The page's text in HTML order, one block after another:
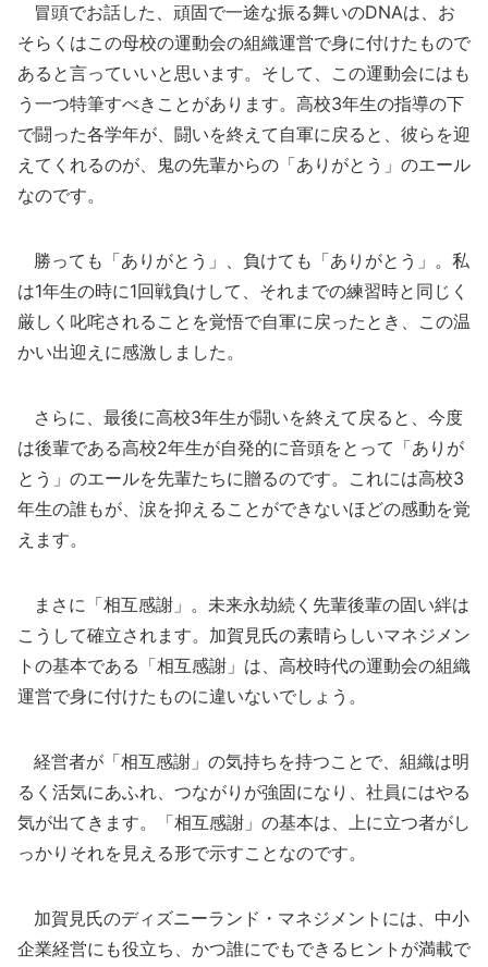
冒頭でお話した、頑固で一途な振る舞いのDNAは、お
そらくはこの母校の運動会の組織運営で身に付けたもので
あると言っていいと思います。そして、この運動会にはも
う一つ特筆すべきことがあります。高校3年生の指導の下
で闘った各学年が、闘いを終えて自軍に戻ると、彼らを迎
えてくれるのが、鬼の先輩からの「ありがとう」のエール
なのです。
勝っても「ありがとう」、負けても「ありがとう」。私
は1年生の時に1回戦負けして、それまでの練習時と同じく
厳しく叱咤されることを覚悟で自軍に戻ったとき、この温
かい出迎えに感激しました。
さらに、最後に高校3年生が闘いを終えて戻ると、今度
は後輩である高校2年生が自発的に音頭をとって「ありが
とう」のエールを先輩たちに贈るのです。これには高校3
年生の誰もが、涙を抑えることができないほどの感動を覚
えます。
まさに「相互感謝」。未来永劫続く先輩後輩の固い絆は
こうして確立されます。加賀見氏の素晴らしいマネジメン
トの基本である「相互感謝」は、高校時代の運動会の組織
運営で身に付けたものに違いないでしょう。
経営者が「相互感謝」の気持ちを持つことで、組織は明
るく活気にあふれ、つながりが強固になり、社員にはやる
気が出てきます。「相互感謝」の基本は、上に立つ者がし
っかりそれを見える形で示すことなのです。
加賀見氏のディズニーランド・マネジメントには、中小
企業経営にも役立ち、かつ誰にでもできるヒントが満載で